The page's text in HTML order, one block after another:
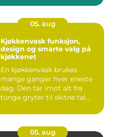
05. aug
Kjøkkenvask funksjon,
design og smarte valg på
kjøkkenet
En kjøkkenvask brukes
mange ganger hver eneste
dag. Den tar imot alt fra
tunge gryter til skitne tal...
05. aug